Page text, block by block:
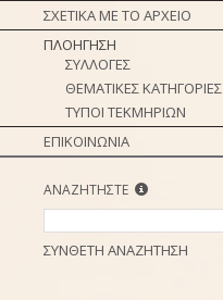
ΣΧΕΤΙΚΑ ΜΕ ΤΟ ΑΡΧΕΙΟ
ΠΛΟΗΓΗΣΗ
ΣΥΛΛΟΓΕΣ
ΘΕΜΑΤΙΚΕΣ ΚΑΤΗΓΟΡΙΕΣ
ΤΥΠΟΙ ΤΕΚΜΗΡΙΩΝ
ΕΠΙΚΟΙΝΩΝΙΑ
ΑΝΑΖΗΤΗΣΤΕ
ΣΥΝΘΕΤΗ ΑΝΑΖΗΤΗΣΗ